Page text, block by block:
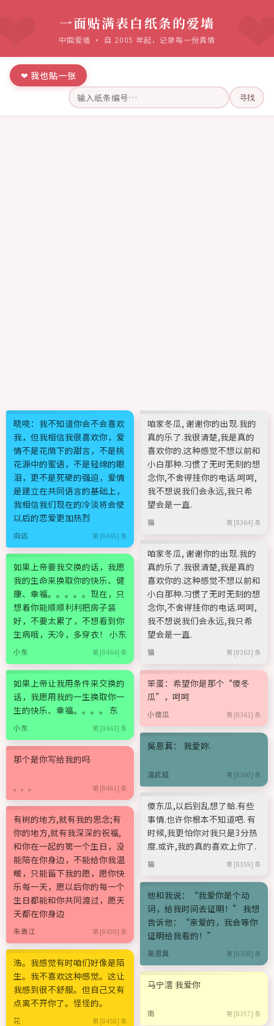
一面贴满表白纸条的爱墙
中国爱墙 · 自 2005 年起，记录每一份真情
❤ 我也贴一张
寻找
晓哓：我不知道你会不会喜欢
我，但我相信我很喜欢你，爱
情不是花荫下的甜言，不是桃
花源中的蜜语，不是轻绵的眼
泪，更不是死硬的强迫，爱情
是建立在共同语言的基础上，
我相信我们现在的冷淡将会使
以后的恋爱更加热烈
向远 第 [8465] 条
如果上帝要我交换的话，我愿
我的生命来换取你的快乐、健
康、幸福。。。。。现在，只
想着你能顺顺利利把房子装
好，不要太累了，不想看到你
生病哦，天冷，多穿衣！ 小东
小东 第 [8464] 条
如果上帝让我用条件来交换的
话，我愿用我的一生换取你一
生的快乐、幸福。。。。 东
小东 第 [8463] 条
那个是你写给我的吗
。。。 第 [8461] 条
有树的地方,就有我的思念;有
你的地方,就有我深深的祝福,
和你在一起的第一个生日，没
能陪在你身边，不能给你我温
暖，只能留下我的愿，愿你快
乐每一天，愿以后你的每一个
生日都能和你共同渡过，愿天
天都在你身边
朱勇江 第 [8459] 条
浩。我感觉有时咱们好像是陌
生。我不喜欢这种感觉。这让
我感到很不舒服。但自己又有
点离不开你了。怪怪的。
花 第 [8458] 条
咱家冬瓜, 谢谢你的出现.我的
真的乐了.我很清楚,我是真的
喜欢你的.这种感觉不想以前和
小白那种.习惯了无时无刻的想
念你,不舍得挂你的电话.呵呵,
我不想说我们会永远,我只希
望会是一直.
猫 第 [8364] 条
咱家冬瓜, 谢谢你的出现.我的
真的乐了.我很清楚,我是真的
喜欢你的.这种感觉不想以前和
小白那种.习惯了无时无刻的想
念你,不舍得挂你的电话.呵呵,
我不想说我们会永远,我只希
望会是一直.
猫 第 [8363] 条
笨蛋：希望你是那个“傻冬
瓜”，呵呵
小傻瓜 第 [8361] 条
吳恩萁： 我愛妳.
溫武鉦 第 [8360] 条
傻东瓜,以后别乱想了蛤.有些
事情.也许你根本不知道吧. 有
时候,我更怕你对我只是3分热
度.或许,我的真的喜欢上你了.
猫 第 [8359] 条
他和我说：“我爱你是个动
词，给我时间去证明！” 我想
告诉他：“亲爱的，我会等你
证明给我看的！”
吴恩萁 第 [8358] 条
马宁澐 我爱你
南 第 [8357] 条